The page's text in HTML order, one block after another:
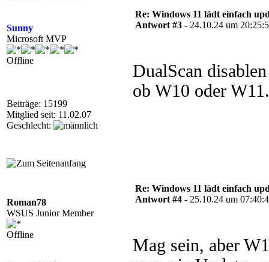
Sunny
Microsoft MVP
Offline
Beiträge: 15199
Mitglied seit: 11.02.07
Geschlecht:
Re: Windows 11 lädt einfach
Antwort #3 - 24.10.24 um
DualScan
ob W10 oder W11.
Roman78
WSUS Junior Member
Offline
Re: Windows 11 lädt einfach
Antwort #4 - 25.10.24 um
Mag sein, aber